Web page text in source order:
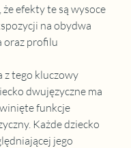
efekty te są wysoce
na obydwa
oraz profilu
z tego kluczowy
dwujęzyczne ma
funkcje
Każde dziecko
jego